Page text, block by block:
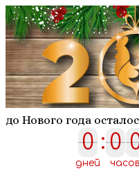
до Нового года
0
0
дней
:0
0
часов